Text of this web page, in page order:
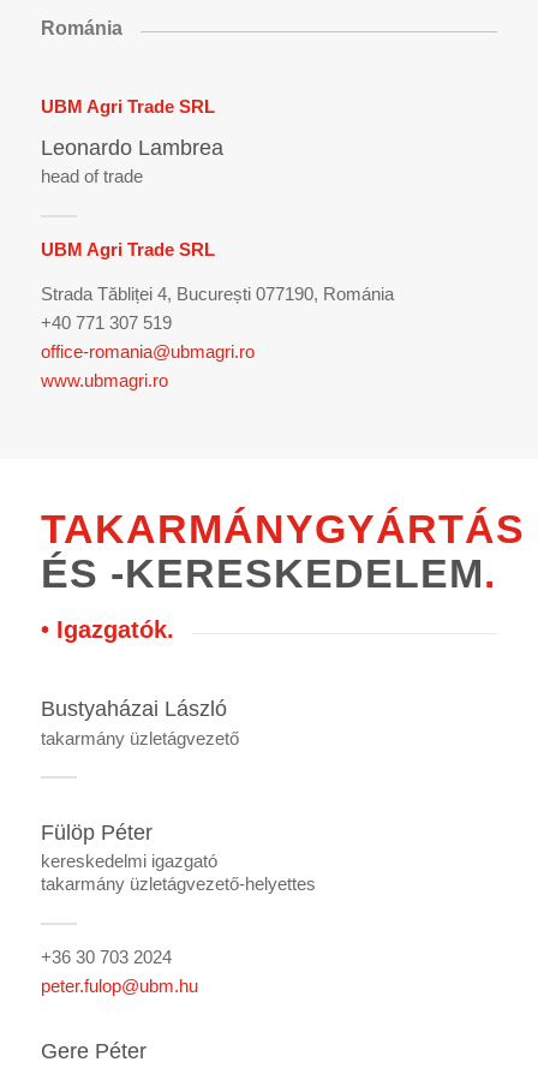
Románia
UBM Agri Trade SRL
Leonardo Lambrea
head of trade
UBM Agri Trade SRL
Strada Tăbliței 4, București 077190, Románia
+40 771 307 519
office-romania@ubmagri.ro
www.ubmagri.ro
TAKARMÁNYGYÁRTÁS
ÉS -KERESKEDELEM.
• Igazgatók.
Bustyaházai László
takarmány üzletágvezető
Fülöp Péter
kereskedelmi igazgató
takarmány üzletágvezető-helyettes
+36 30 703 2024
peter.fulop@ubm.hu
Gere Péter